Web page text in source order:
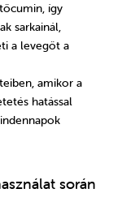
így
sarkainál,
a levegőt a
amikor a
hatással
során